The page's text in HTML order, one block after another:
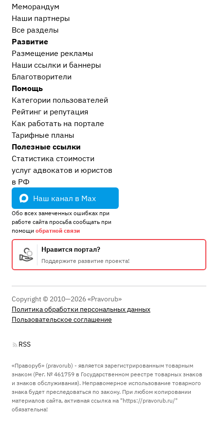
Меморандум
Наши партнеры
Все разделы
Развитие
Размещение рекламы
Наши ссылки и баннеры
Благотворители
Помощь
Категории пользователей
Рейтинг и репутация
Как работать на портале
Тарифные планы
Полезные ссылки
Статистика стоимости
услуг адвокатов и юристов
в РФ
Наш канал в Max
Обо всех замеченных ошибках при
работе сайта просьба сообщать при
помощи обратной связи
Нравится портал?
Поддержите развитие проекта!
Copyright © 2010—2026 «Pravorub»
Политика обработки персональных данных
Пользовательское соглашение
RSS
«Праворуб» (pravorub) - является зарегистрированным товарным
знаком (Рег. № 461759 в Государственном реестре товарных знаков
и знаков обслуживания). Неправомерное использование товарного
знака будет преследоваться по закону. При любом копировании
материалов сайта, активная ссылка на "https://pravorub.ru/"
обязательна!